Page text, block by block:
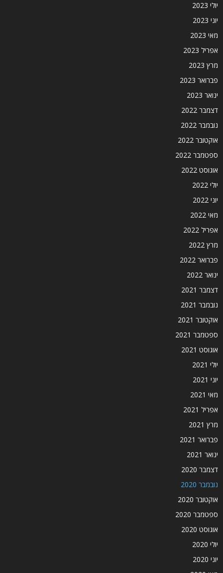
יולי 2023
יוני 2023
מאי 2023
אפריל 2023
מרץ 2023
פברואר 2023
ינואר 2023
דצמבר 2022
נובמבר 2022
אוקטובר 2022
ספטמבר 2022
אוגוסט 2022
יולי 2022
יוני 2022
מאי 2022
אפריל 2022
מרץ 2022
פברואר 2022
ינואר 2022
דצמבר 2021
נובמבר 2021
אוקטובר 2021
ספטמבר 2021
אוגוסט 2021
יולי 2021
יוני 2021
מאי 2021
אפריל 2021
מרץ 2021
פברואר 2021
ינואר 2021
דצמבר 2020
נובמבר 2020
אוקטובר 2020
ספטמבר 2020
אוגוסט 2020
יולי 2020
יוני 2020